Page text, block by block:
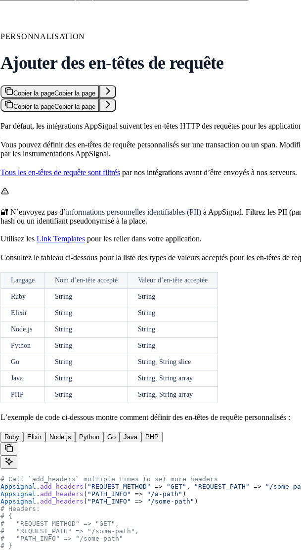
PERSONNALISATION
Ajouter des en-têtes de requête
Copier la pageCopier la page
Copier la pageCopier la page
Par défaut, les intégrations AppSignal suivent les en-têtes HTTP des requêtes pour les
Vous pouvez définir des en-têtes de requête personnalisés sur une transaction ou un span.
par les instrumentations AppSignal.
Tous les en-têtes de requête sont filtrés par nos intégrations avant d’être envoyés à nos serveurs.
🔐 N’envoyez pas d’informations personnelles identifiables (PII) à AppSignal. Filtrez les PII
hash ou un identifiant pseudonymisé à la place.
Utilisez les Link Templates pour les relier dans votre application.
Consultez le tableau ci-dessous pour la liste des types de valeurs acceptés pour les en-têtes de
Langage Nom d’en-tête accepté Valeur d’en-tête acceptée
Ruby String String
Elixir String String
Node.js String String
Python String String
Go String String, String slice
Java String String, String array
PHP String String, String array
L’exemple de code ci-dessous montre comment définir des en-têtes de requête personnalisés :
Ruby Elixir Node.js Python Go Java PHP
# Call `add_headers` multiple times to set more headers
Appsignal . add_headers ( "REQUEST_METHOD" => "GET" , "REQUEST_PATH" => "/some-
Appsignal . add_headers ( "PATH_INFO" => "/a-path" )
Appsignal . add_headers ( "PATH_INFO" => "/some-path" )
# Headers:
# {
#   "REQUEST_METHOD" => "GET",
#   "REQUEST_PATH" => "/some-path",
#   "PATH_INFO" => "/some-path"
# }